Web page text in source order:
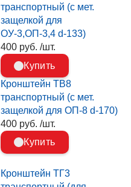
транспортный (с мет.
защелкой для
ОУ-3,ОП-3,4 d-133)
400 руб. /шт.
Купить
Кронштейн ТВ8
транспортный (с мет.
защелкой для ОП-8 d-170)
400 руб. /шт.
Купить
Кронштейн ТГ3